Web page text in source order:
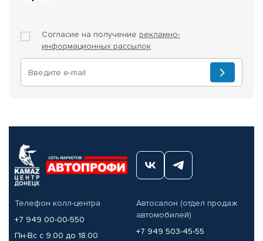
Согласие на получение рекламно-
информационных рассылок
Телефон колл-центра
+7 949 00-00-550
Пн-Вс с 9.00 до 18.00
Автосалон (отдел продаж
автомобилей)
+7 949 503-45-55